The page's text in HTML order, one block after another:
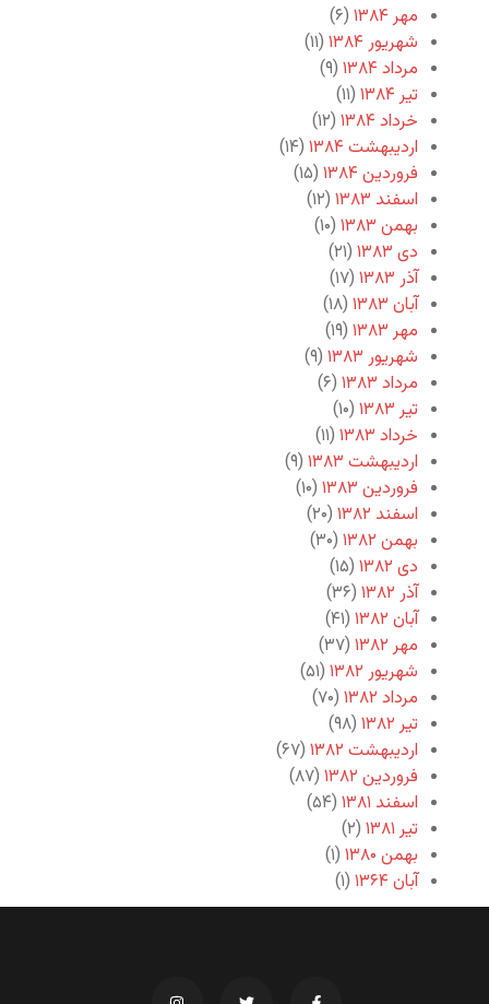
مهر ۱۳۸۴
(۶)
شهریور ۱۳۸۴
(۱۱)
مرداد ۱۳۸۴
(۹)
تیر ۱۳۸۴
(۱۱)
خرداد ۱۳۸۴
(۱۲)
اردیبهشت ۱۳۸۴
(۱۴)
فروردین ۱۳۸۴
(۱۵)
اسفند ۱۳۸۳
(۱۲)
بهمن ۱۳۸۳
(۱۰)
دی ۱۳۸۳
(۲۱)
آذر ۱۳۸۳
(۱۷)
آبان ۱۳۸۳
(۱۸)
مهر ۱۳۸۳
(۱۹)
شهریور ۱۳۸۳
(۹)
مرداد ۱۳۸۳
(۶)
تیر ۱۳۸۳
(۱۰)
خرداد ۱۳۸۳
(۱۱)
اردیبهشت ۱۳۸۳
(۹)
فروردین ۱۳۸۳
(۱۰)
اسفند ۱۳۸۲
(۲۰)
بهمن ۱۳۸۲
(۳۰)
دی ۱۳۸۲
(۱۵)
آذر ۱۳۸۲
(۳۶)
آبان ۱۳۸۲
(۴۱)
مهر ۱۳۸۲
(۳۷)
شهریور ۱۳۸۲
(۵۱)
مرداد ۱۳۸۲
(۷۰)
تیر ۱۳۸۲
(۹۸)
اردیبهشت ۱۳۸۲
(۶۷)
فروردین ۱۳۸۲
(۸۷)
اسفند ۱۳۸۱
(۵۴)
تیر ۱۳۸۱
(۲)
بهمن ۱۳۸۰
(۱)
آبان ۱۳۶۴
(۱)